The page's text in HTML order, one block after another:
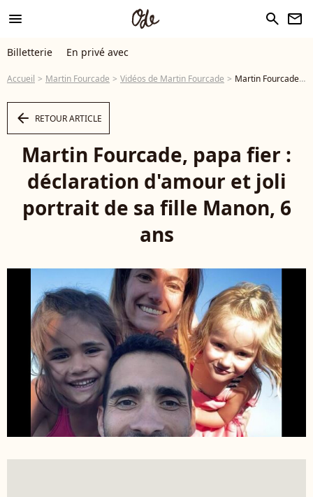
menu search newsletter
Billetterie En privé avec
Accueil Martin Fourcade Vidéos de Martin Fourcade Martin Fourcade, papa fier : déclaration d'amour et joli portrait de sa fille Manon, 6 ans - Vidéo
arrow_left RETOUR ARTICLE
Martin Fourcade, papa fier :
déclaration d'amour et joli
portrait de sa fille Manon, 6
ans